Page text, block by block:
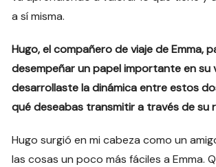
a sí misma.
Hugo, el compañero de viaje de Emma,
desempeñar un papel importante en su
desarrollaste la dinámica entre estos
qué deseabas transmitir a través de su
Hugo surgió en mi cabeza como un
las cosas un poco más fáciles a Emma.